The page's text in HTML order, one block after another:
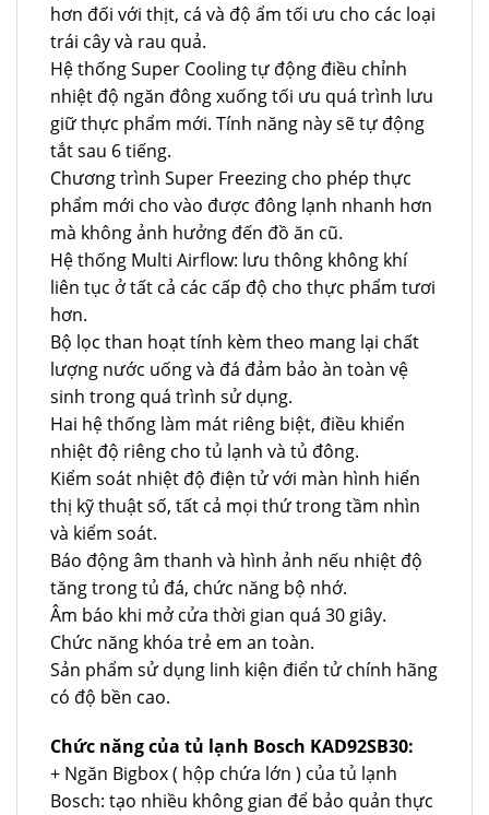
hơn đối với thịt, cá và độ ẩm tối ưu cho các loại
trái cây và rau quả.
Hệ thống Super Cooling tự động điều chỉnh
nhiệt độ ngăn đông xuống tối ưu quá trình lưu
giữ thực phẩm mới. Tính năng này sẽ tự động
tắt sau 6 tiếng.
Chương trình Super Freezing cho phép thực
phẩm mới cho vào được đông lạnh nhanh hơn
mà không ảnh hưởng đến đồ ăn cũ.
Hệ thống Multi Airflow: lưu thông không khí
liên tục ở tất cả các cấp độ cho thực phẩm tươi
hơn.
Bộ lọc than hoạt tính kèm theo mang lại chất
lượng nước uống và đá đảm bảo àn toàn vệ
sinh trong quá trình sử dụng.
Hai hệ thống làm mát riêng biệt, điều khiển
nhiệt độ riêng cho tủ lạnh và tủ đông.
Kiểm soát nhiệt độ điện tử với màn hình hiển
thị kỹ thuật số, tất cả mọi thứ trong tầm nhìn
và kiểm soát.
Báo động âm thanh và hình ảnh nếu nhiệt độ
tăng trong tủ đá, chức năng bộ nhớ.
Âm báo khi mở cửa thời gian quá 30 giây.
Chức năng khóa trẻ em an toàn.
Sản phẩm sử dụng linh kiện điển tử chính hãng
có độ bền cao.
Chức năng của tủ lạnh Bosch KAD92SB30:
+ Ngăn Bigbox ( hộp chứa lớn ) của tủ lạnh
Bosch: tạo nhiều không gian để bảo quản thực